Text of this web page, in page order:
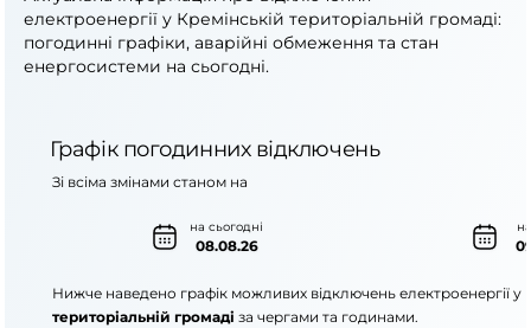
електроенергії у Кремінській територіальній громаді:
погодинні графіки, аварійні обмеження та стан
енергосистеми на сьогодні.
Графік погодинних відключень
на сьогодні
08.08.26
Зі всіма змінами станом на
Нижче наведено графік можливих відключень електроенергії у
територіальній громаді за чергами та годинами.